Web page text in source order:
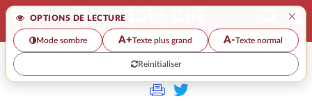
OPTIONS DE LECTURE ×
Mode sombre A+Texte plus grand A-Texte normal
Reinitialiser
>